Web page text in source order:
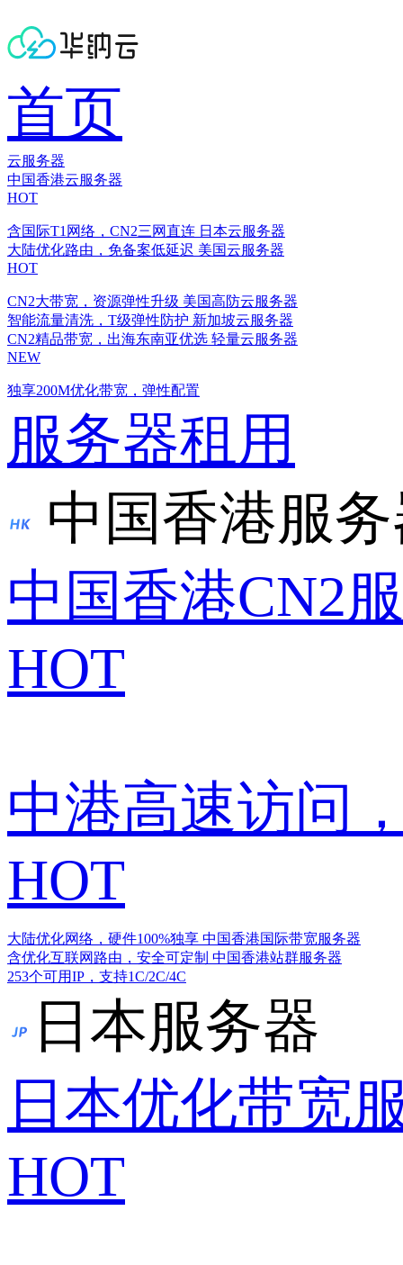
首页
云服务器
中国香港云服务器
HOT
含国际T1网络，CN2三网直连 日本云服务器
大陆优化路由，免备案低延迟 美国云服务器
HOT
CN2大带宽，资源弹性升级 美国高防云服务器
智能流量清洗，T级弹性防护 新加坡云服务器
CN2精品带宽，出海东南亚优选 轻量云服务器
NEW
独享200M优化带宽，弹性配置
服务器租用
中国香港服
中国香港CN2
HOT
中港高速访问
HOT
大陆优化网络，硬件100%独享 中国香港国际带宽服务器
含优化互联网路由，安全可定制 中国香港站群服务器
253个可用IP，支持1C/2C/4C
日本服务器
日本优化带宽
HOT